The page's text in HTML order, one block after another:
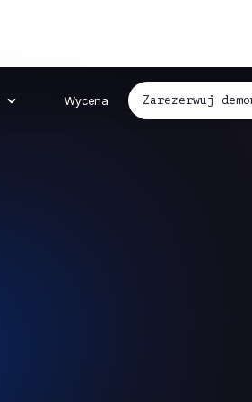
Wycena Zarezerwuj